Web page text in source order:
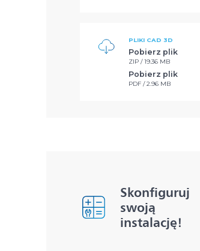
PLIKI CAD 3D
Pobierz plik
ZIP / 19.36 MB
Pobierz plik
PDF / 2.96 MB
Skonfiguruj
swoją
instalację!